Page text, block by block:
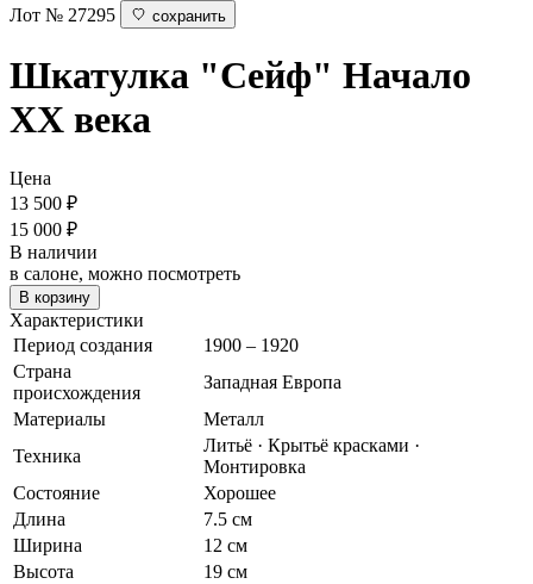
Лот № 27295
сохранить
Шкатулка "Сейф" Начало
ХХ века
Цена
13 500 ₽
15 000 ₽
В наличии
в салоне, можно посмотреть
В корзину
Характеристики
Период создания
1900 – 1920
Страна
происхождения
Западная Европа
Материалы
Металл
Техника
Литьё · Крытьё красками ·
Монтировка
Состояние
Хорошее
Длина
7.5 см
Ширина
12 см
Высота
19 см